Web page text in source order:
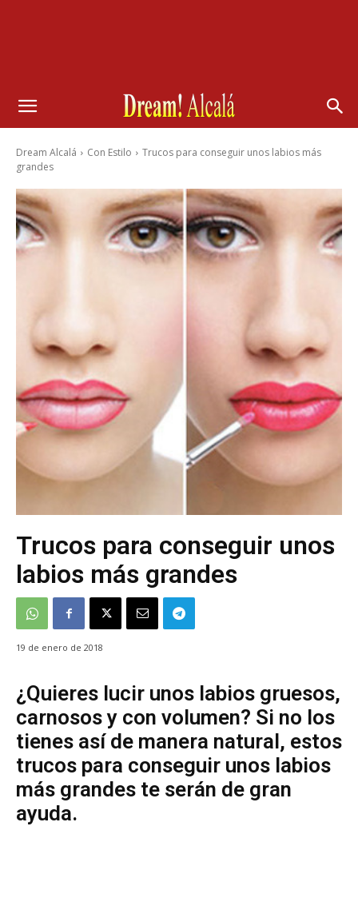
Dream Alcalá Con Estilo
Trucos para conseguir unos labios más
grandes
Trucos para conseguir unos
labios más grandes
19 de enero de 2018
¿Quieres lucir unos labios gruesos,
carnosos y con volumen? Si no los
tienes así de manera natural, estos
trucos para conseguir unos labios
más grandes te serán de gran
ayuda.